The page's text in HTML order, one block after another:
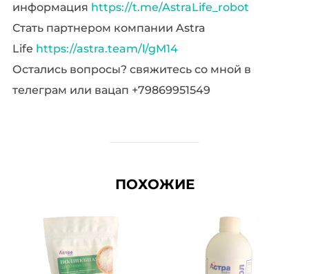
информация https://t.me/AstraLife_robot
Стать партнером компании Astra
Life https://astra.team/l/gM14
Остались вопросы? свяжитесь со мной в
телеграм или вацап +79869951549
ПОХОЖИЕ